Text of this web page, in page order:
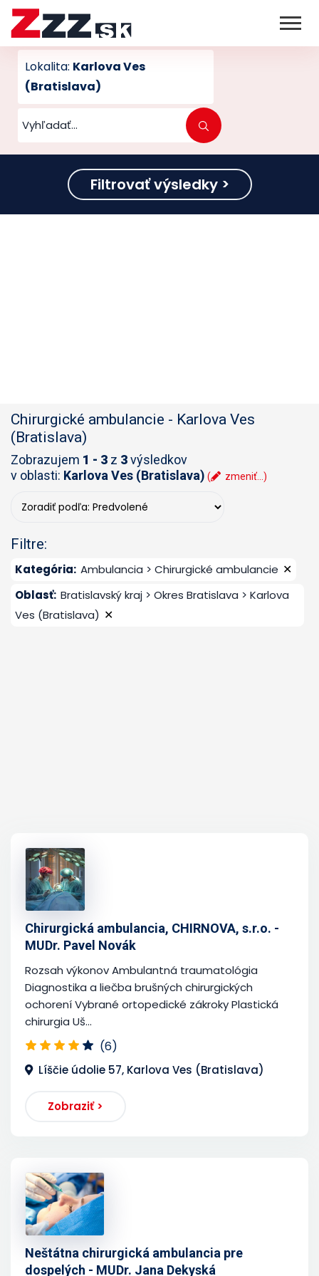
Lokalita: Karlova Ves
(Bratislava)
Filtrovať výsledky >
Chirurgické ambulancie - Karlova Ves
(Bratislava)
Zobrazujem 1 - 3 z 3výsledkov
v oblasti: Karlova Ves (Bratislava) ( zmeniť...)
Filtre:
Kategória: Ambulancia > Chirurgické ambulancie ✕
Oblasť: Bratislavský kraj > Okres Bratislava > Karlova
Ves (Bratislava) ✕
Chirurgická ambulancia, CHIRNOVA, s.r.o. -
MUDr. Pavel Novák
Rozsah výkonov Ambulantná traumatológia
Diagnostika a liečba brušných chirurgických
ochorení Vybrané ortopedické zákroky Plastická
chirurgia Uš...
(6)
Líščie údolie 57, Karlova Ves (Bratislava)
Zobraziť >
Neštátna chirurgická ambulancia pre
dospelých - MUDr. Jana Dekyská